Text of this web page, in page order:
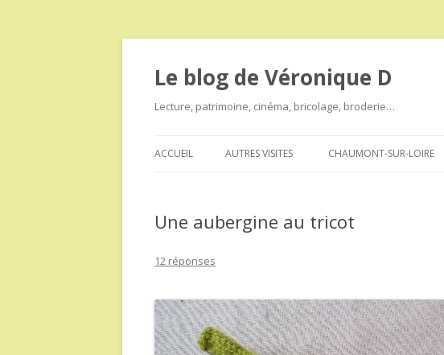
Le blog de Véronique D
Lecture, patrimoine, cinéma, bricolage, broderie…
ACCUEIL AUTRES VISITES CHAUMONT-SUR-LOIRE
Une aubergine au tricot
12 réponses